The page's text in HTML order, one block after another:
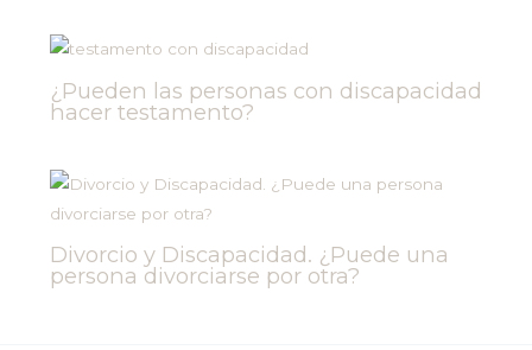
¿Pueden las personas con discapacidad
hacer testamento?
Divorcio y Discapacidad. ¿Puede una
persona divorciarse por otra?